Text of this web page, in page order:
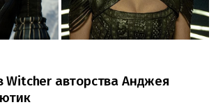
Witcher авторства Анджея